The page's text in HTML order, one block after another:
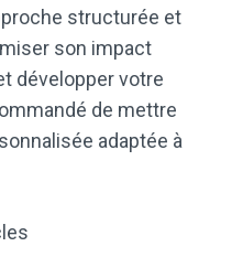
structurée et
son impact
développer votre
de mettre
adaptée à